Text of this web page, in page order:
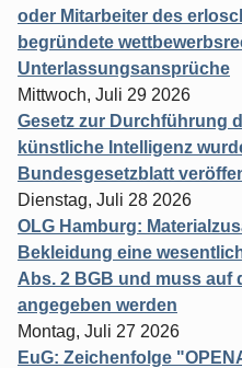
oder Mitarbeiter des
begründete
Unterlassungsansprüche
Mittwoch, Juli 29 2026
Gesetz zur Durchführung
künstliche Intelligenz
Bundesgesetzblatt
Dienstag, Juli 28 2026
OLG Hamburg:
Bekleidung eine
Abs. 2 BGB und muss auf
angegeben werden
Montag, Juli 27 2026
EuG: Zeichenfolge